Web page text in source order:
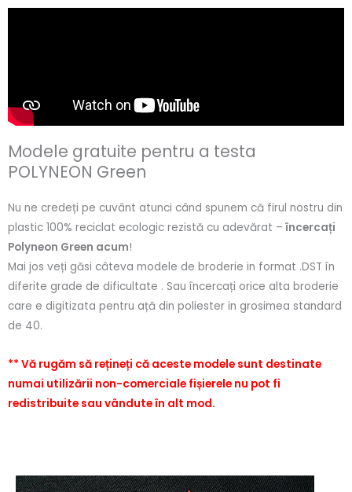
Modele gratuite pentru a testa
POLYNEON Green
Nu ne credeți pe cuvânt atunci când spunem că firul nostru din
plastic 100% reciclat ecologic rezistă cu adevărat – încercați
Polyneon Green acum!
Mai jos veți găsi câteva modele de broderie in format .DST în
diferite grade de dificultate . Sau încercați orice alta broderie
care e digitizata pentru ață din poliester in grosimea standard
de 40.
** Vă rugăm să rețineți că aceste modele sunt destinate
numai utilizării non-comerciale fișierele nu pot fi
redistribuite sau vândute în alt mod.